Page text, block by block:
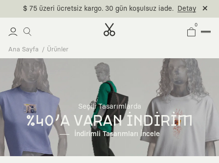
$ 75 üzeri ücretsiz kargo. 30 gün koşulsuz iade. Detay
0
Ana Sayfa Ürünler
Seçili Tasarımlarda
%40'A VARAN İNDİRİM
İndirimli Tasarımları İncele